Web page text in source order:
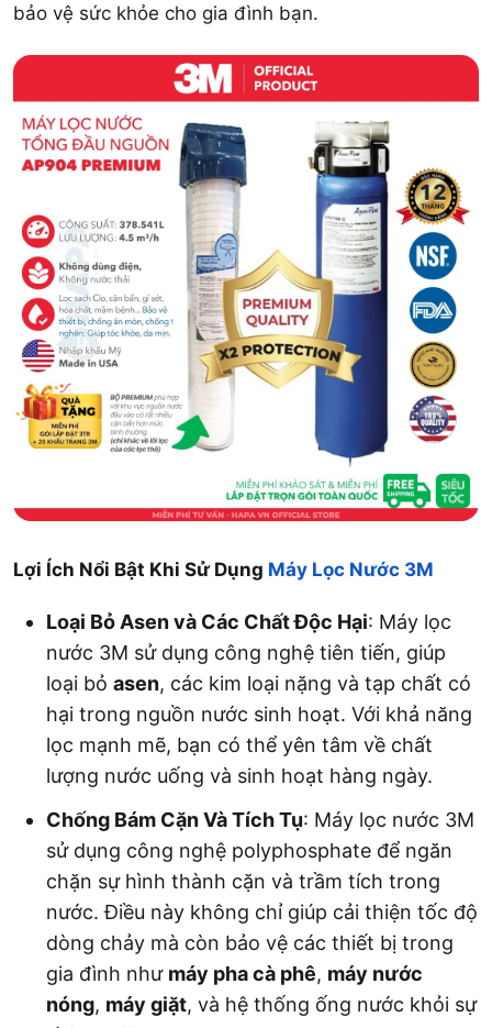
bảo vệ sức khỏe cho gia đình bạn.
Lợi Ích Nổi Bật Khi Sử Dụng Máy Lọc Nước 3M
Loại Bỏ Asen và Các Chất Độc Hại: Máy lọc
nước 3M sử dụng công nghệ tiên tiến, giúp
loại bỏ asen, các kim loại nặng và tạp chất có
hại trong nguồn nước sinh hoạt. Với khả năng
lọc mạnh mẽ, bạn có thể yên tâm về chất
lượng nước uống và sinh hoạt hàng ngày.
Chống Bám Cặn Và Tích Tụ: Máy lọc nước 3M
sử dụng công nghệ polyphosphate để ngăn
chặn sự hình thành cặn và trầm tích trong
nước. Điều này không chỉ giúp cải thiện tốc độ
dòng chảy mà còn bảo vệ các thiết bị trong
gia đình như máy pha cà phê, máy nước
nóng, máy giặt, và hệ thống ống nước khỏi sự